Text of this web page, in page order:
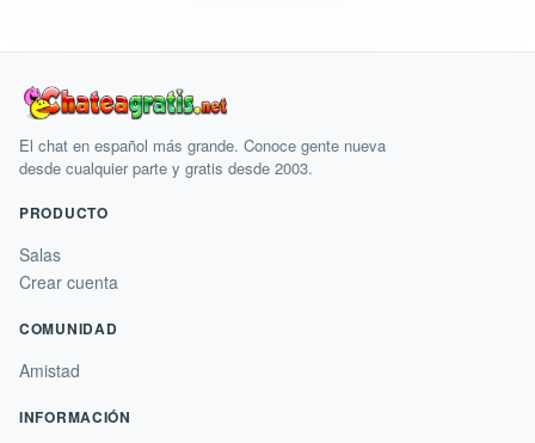
El chat en español más grande. Conoce gente nueva
desde cualquier parte y gratis desde 2003.
PRODUCTO
Salas
Crear cuenta
COMUNIDAD
Amistad
INFORMACIÓN